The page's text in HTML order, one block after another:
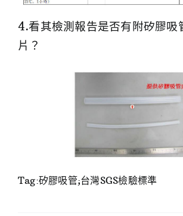
4.看其檢測報告是否有附矽膠吸
片？
Tag:矽膠吸管;台灣SGS檢驗標準